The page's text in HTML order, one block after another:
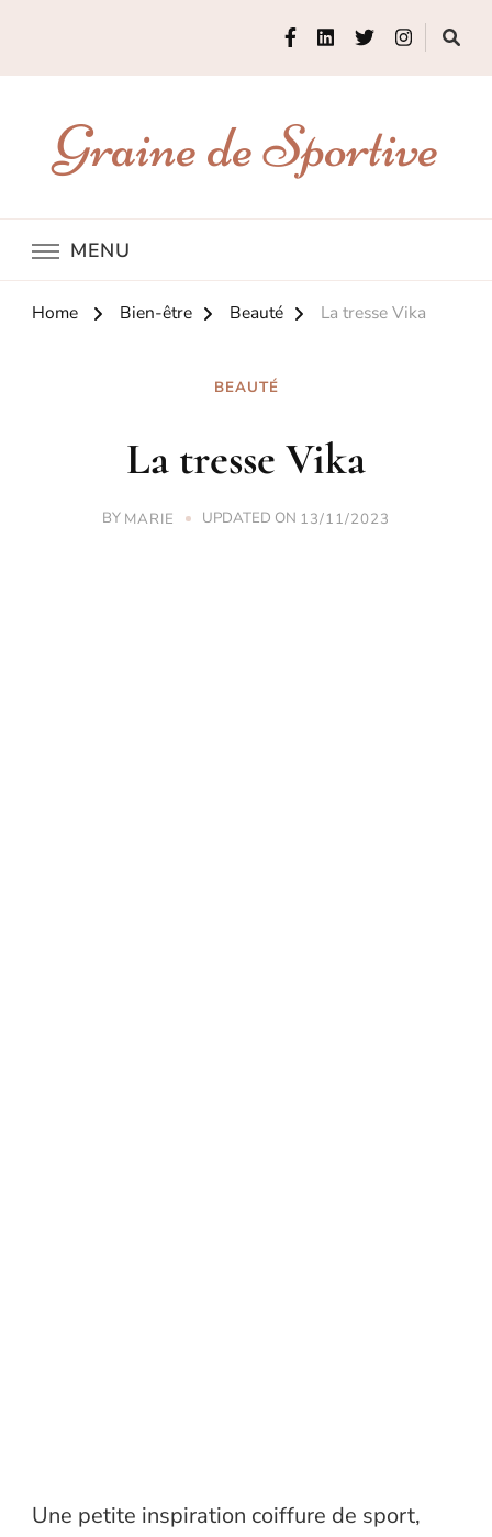
Graine de Sportive
MENU
Home Bien-être Beauté La tresse Vika
BEAUTÉ
La tresse Vika
BY MARIE UPDATED ON 13/11/2023
Une petite inspiration coiffure de sport,